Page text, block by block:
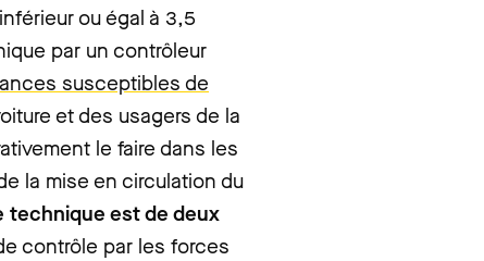
ou égal à 3,5
par un contrôleur
susceptibles de
et des usagers de la
le faire dans les
la mise en circulation du
technique est de deux
contrôle par les forces